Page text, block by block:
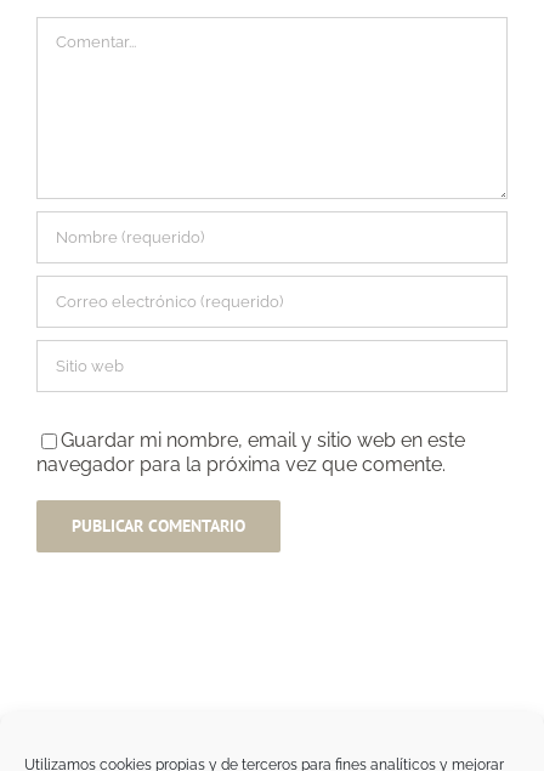
Utilizamos cookies propias y de terceros para fines analíticos y mejorar
Guardar mi nombre, email y sitio web en este
navegador para la próxima vez que comente.